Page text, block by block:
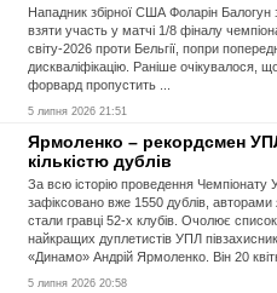
Нападник збірної США Фоларін Балогун
взяти участь у матчі 1/8 фіналу
світу-2026 проти Бельгії, попри
дискваліфікацію. Раніше очікувалося,
форвард пропустить ...
5 липня 2026 21:51
Ярмоленко – рекордсмен
кількістю дублів
За всю історію проведення Чемпіонату
зафіксовано вже 1550 дублів, авторами
стали гравці 52-х клубів. Очолює список
найкращих дуплетистів УПЛ півзахисник
«Динамо» Андрій Ярмоленко. Він 20
5 липня 2026 20:58